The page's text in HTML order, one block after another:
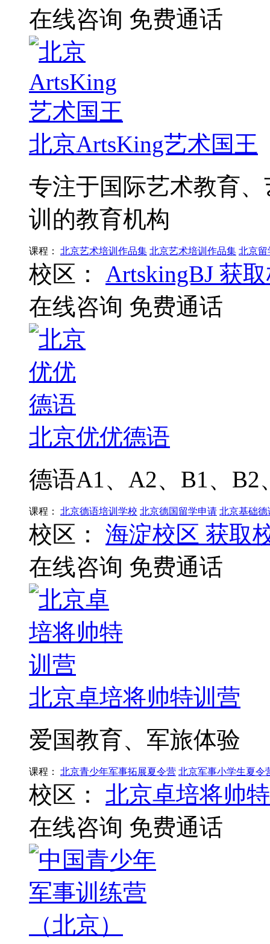
在线咨询 免费通话
北京ArtsKing艺术国王
专注于国际艺术教育
训的教育机构
课程： 北京艺术培训作品集 北京艺术培训作品集 北京留
校区： ArtskingBJ 获
在线咨询 免费通话
北京优优德语
德语A1、A2、B1、B2
课程： 北京德语培训学校 北京德国留学申请 北京基础德
校区： 海淀校区 获取
在线咨询 免费通话
北京卓培将帅特训营
爱国教育、军旅体验
课程： 北京青少年军事拓展夏令营 北京军事小学生夏令
校区：
北京卓培将帅
在线咨询 免费通话